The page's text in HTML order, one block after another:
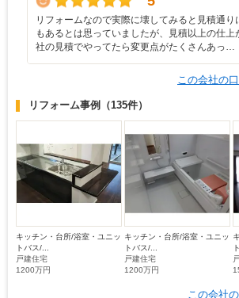
リフォームなので実際に壊してみると見積通り
もあるとは思っていましたが、見積以上の仕上
社の見積でやってたら変更点がたくさんあっ…
この会社の
リフォーム事例 （135件）
キッチン・台所/浴室・ユニッ
トバス/...
戸建住宅
1200万円
キッチン・台所/浴室・ユニッ
トバス/...
戸建住宅
1200万円
この会社